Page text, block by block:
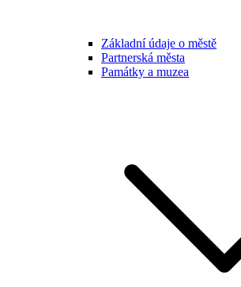
Základní údaje o městě
Partnerská města
Památky a muzea